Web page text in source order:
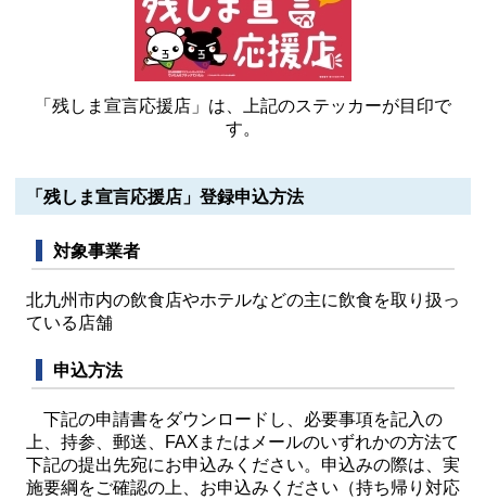
「残しま宣言応援店」は、上記のステッカーが目印で
す。
「残しま宣言応援店」登録申込方法
対象事業者
北九州市内の飲食店やホテルなどの主に飲食を取り扱っ
ている店舗
申込方法
下記の申請書をダウンロードし、必要事項を記入の
上、持参、郵送、FAXまたはメールのいずれかの方法て
下記の提出先宛にお申込みください。申込みの際は、実
施要綱をご確認の上、お申込みください（持ち帰り対応